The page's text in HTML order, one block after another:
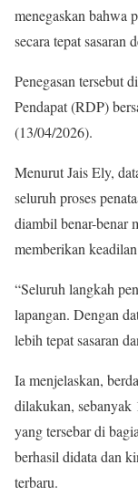
menegaskan bahwa
secara tepat sasaran
Penegasan tersebut
Pendapat (RDP)
(13/04/2026).
Menurut Jais Ely,
seluruh proses
diambil benar-benar
memberikan
“Seluruh langkah
lapangan. Dengan
lebih tepat sasaran
Ia menjelaskan,
dilakukan, sebanyak
yang tersebar di
berhasil didata dan
terbaru.